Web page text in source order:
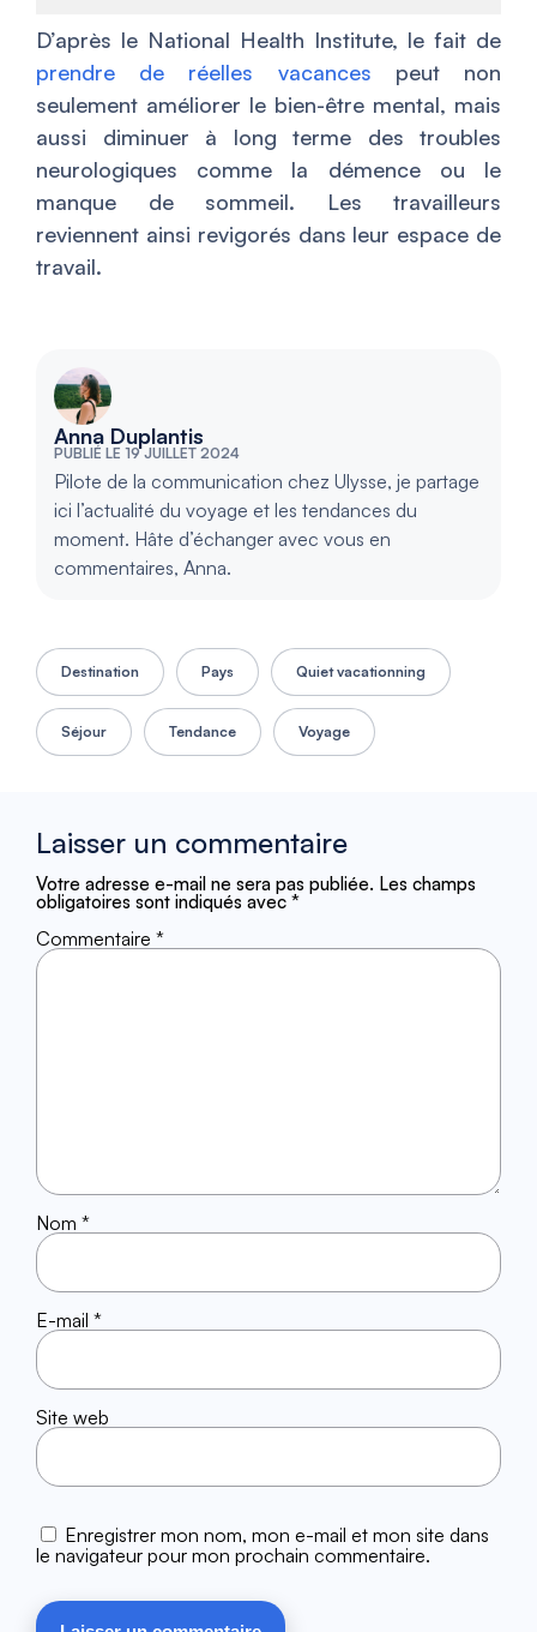
D’après le National Health Institute, le fait de
prendre de réelles vacances peut non
seulement améliorer le bien-être mental, mais
aussi diminuer à long terme des troubles
neurologiques comme la démence ou le
manque de sommeil. Les travailleurs
reviennent ainsi revigorés dans leur espace de
travail.
Anna Duplantis
PUBLIÉ LE 19 JUILLET 2024
Pilote de la communication chez Ulysse, je partage
ici l’actualité du voyage et les tendances du
moment. Hâte d’échanger avec vous en
commentaires, Anna.
Destination Pays Quiet vacationning
Séjour Tendance Voyage
Laisser un commentaire
Votre adresse e-mail ne sera pas publiée. Les champs
obligatoires sont indiqués avec *
Commentaire *
Nom *
E-mail *
Site web
Enregistrer mon nom, mon e-mail et mon site dans
le navigateur pour mon prochain commentaire.